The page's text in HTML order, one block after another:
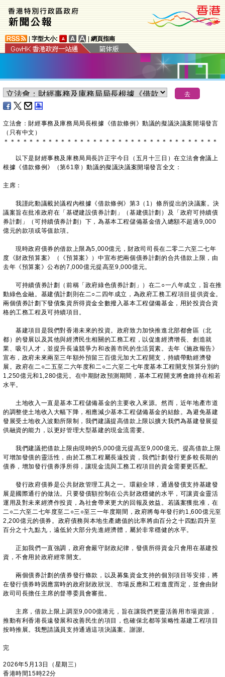
字型大小: 網頁指南
立法會：財經事務及庫務局局長根據《借款條例》動議的擬議決議案開場發言
（只有中文）
＊ ＊ ＊ ＊ ＊ ＊ ＊ ＊ ＊ ＊ ＊ ＊ ＊ ＊ ＊ ＊ ＊ ＊ ＊ ＊ ＊ ＊ ＊ ＊ ＊ ＊ ＊ ＊ ＊ ＊ ＊ ＊ ＊ ＊
以下是財經事務及庫務局局長許正宇今日（五月十三日）在立法會會議上
根據《借款條例》（第61章）動議的擬議決議案開場發言全文：
主席：
我謹此動議載於議程內根據《借款條例》第3（1）條所提出的決議案。決
議案旨在批准政府在「基礎建設債券計劃」（基建債計劃）及「政府可持續債
券計劃」（可持續債券計劃）下，為基本工程儲備基金借入總額不超過9,000
億元的款項或等值款項。
現時政府債券的借款上限為5,000億元，財政司司長在二零二六至二七年
度《財政預算案》（《預算案》）中宣布把兩個債券計劃的合共借款上限，由
去年《預算案》公布的7,000億元提高至9,000億元。
可持續債券計劃（前稱「政府綠色債券計劃」）在二○一八年成立，旨在推
動綠色金融。基建債計劃則在二○二四年成立，為政府工務工程項目提供資金。
兩個債券計劃下發債集資所得資金全數撥入基本工程儲備基金，用於投資合資
格的工務工程及可持續項目。
基建項目是我們對香港未來的投資。政府致力加快推進北部都會區（北
都）的發展以及其他與經濟民生相關的工務工程，以促進經濟增長、創造就
業、吸引人才，並提升長遠競爭力和改善市民的生活質素。去年《施政報告》
宣布，政府未來兩至三年額外預留三百億元加大工程開支，持續帶動經濟發
展。政府在二○二五至二六年度和二○二六至二七年度基本工程開支預算分別約
1,250億元和1,280億元。在中期財政預測期間，基本工程開支將會維持在相若
水平。
土地收入一直是基本工程儲備基金的主要收入來源。然而，近年地產市道
的調整使土地收入大幅下降，相應減少基本工程儲備基金的結餘。為避免基建
發展受土地收入波動所限制，我們建議提高借款上限以擴大我們為基建發展提
供融資的能力，以更好管理大型基建的現金流需要。
我們建議把借款上限由現時的5,000億元提高至9,000億元。提高借款上限
可增加發債的靈活性，由於工務工程屬長遠投資，我們計劃發行更多較長期的
債券，增加發行債券淨所得，讓現金流與工務工程項目的資金需要更匹配。
發行政府債券是公共財政管理工具之一。環顧全球，通過發債支持基建發
展是國際通行的做法。只要發債額控制在公共財政穩健的水平，可讓資金靈活
運用及對未來經濟作投資，為社會帶來更大的回報及效益。若議案獲批准，在
二○二六至二七年度至二○三○至三一年度期間，政府將每年發行約1,600億元至
2,200億元的債券。政府債務與本地生產總值的比率將由百分之十四點四升至
百分之十九點九，遠低於大部分先進經濟體，屬於非常穩健的水平。
正如我們一直強調，政府會嚴守財政紀律，發債所得資金只會用在基建投
資，不會用於政府經常開支。
兩個債券計劃的債券發行條款，以及募集資金支持的個別項目等安排，將
在發行債券時因應當時的政府財政狀況、市場反應和工程進度而定，並會由財
政司司長擔任主席的督導委員會審批。
主席，借款上限上調至9,000億港元，旨在讓我們更靈活善用市場資源，
推動有利香港長遠發展和改善民生的項目，也確保北都等策略性基建工程項目
按時推展。我懇請議員支持通過這項決議案。謝謝。
完
2026年5月13日（星期三）
香港時間15時22分